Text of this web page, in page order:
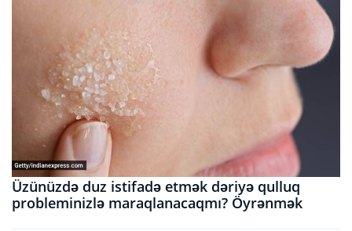
Üzünüzdə duz istifadə etmək dəriyə qulluq
probleminizlə maraqlanacaqmı? Öyrənmək